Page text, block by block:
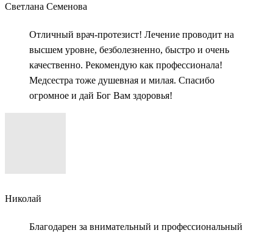
Светлана Семенова
Отличный врач-протезист! Лечение проводит на
высшем уровне, безболезненно, быстро и очень
качественно. Рекомендую как профессионала!
Медсестра тоже душевная и милая. Спасибо
огромное и дай Бог Вам здоровья!
Николай
Благодарен за внимательный и профессиональный